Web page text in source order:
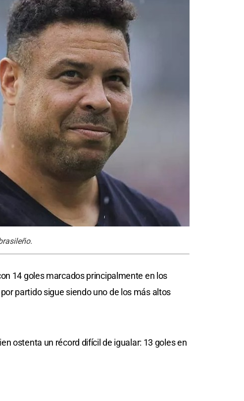
14 goles marcados principalmente en los
partido sigue siendo uno de los más altos
ostenta un récord difícil de igualar: 13 goles en